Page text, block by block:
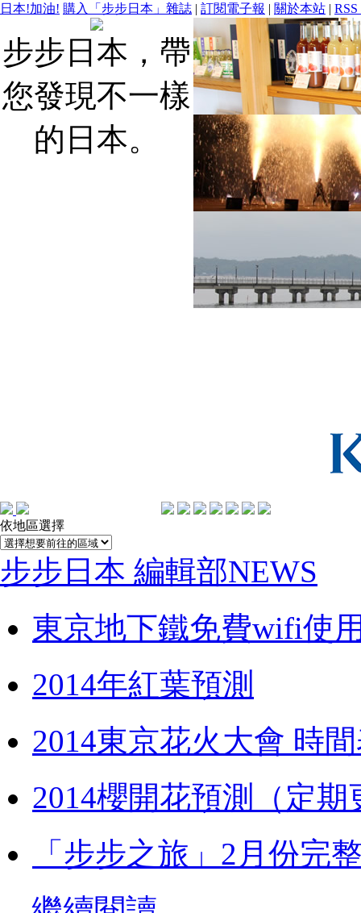
日本!加油! 購入「步步日本」雜誌 | 訂閱電子報 | 關於本站 | RSS
步步日本，帶
您發現不一樣
的日本。
依地區選擇
步步日本 編輯部NEWS
東京地下鐵免費wifi使
2014年紅葉預測
2014東京花火大會 時
2014櫻開花預測（定期
「步步之旅」2月份完